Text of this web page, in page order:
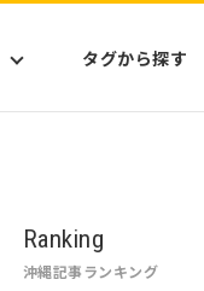
タグから探す
Ranking
沖縄記事ランキング